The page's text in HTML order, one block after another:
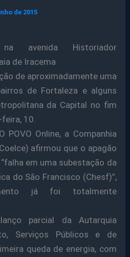
de 2015
na avenida Historiador
de Iracema
de aproximadamente uma
de Fortaleza e alguns
da Capital no fim
10.
POVO Online, a Companhia
afirmou que o apagão
em uma subestação da
do São Francisco (Chesf)”,
já foi totalmente
parcial da Autarquia
Serviços Públicos e de
queda de energia, com